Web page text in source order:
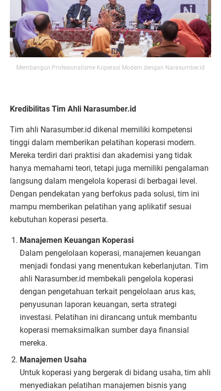
Membangun Profesionalisme Koperasi Modern dengan Narasumber.id
Kredibilitas Tim Ahli Narasumber.id
Tim ahli Narasumber.id dikenal memiliki kompetensi
tinggi dalam memberikan pelatihan koperasi modern.
Mereka terdiri dari praktisi dan akademisi yang tidak
hanya memahami teori, tetapi juga memiliki pengalaman
langsung dalam mengelola koperasi di berbagai level.
Dengan pendekatan yang berfokus pada solusi, tim ini
mampu memberikan pelatihan yang aplikatif sesuai
kebutuhan koperasi peserta.
Manajemen Keuangan Koperasi
Dalam pengelolaan koperasi, manajemen keuangan
menjadi fondasi yang menentukan keberlanjutan. Tim
ahli Narasumber.id membekali pengelola koperasi
dengan pengetahuan terkait pengelolaan arus kas,
penyusunan laporan keuangan, serta strategi
investasi. Pelatihan ini dirancang untuk membantu
koperasi memaksimalkan sumber daya finansial
mereka.
Manajemen Usaha
Untuk koperasi yang bergerak di bidang usaha, tim ahli
menyediakan pelatihan manajemen bisnis yang